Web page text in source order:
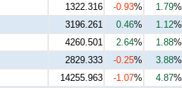
1322.316 -0.93% 1.79%
3196.261 0.46% 1.12%
4260.501 2.64% 1.88%
2829.333 -0.25% 3.88%
14255.963 -1.07% 4.87%